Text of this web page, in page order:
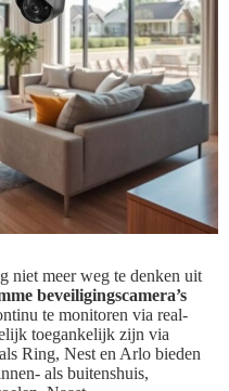
niet meer weg te denken uit
beveiligingscamera’s
te monitoren via real-
toegankelijk zijn via
Ring, Nest en Arlo bieden
als buitenshuis,